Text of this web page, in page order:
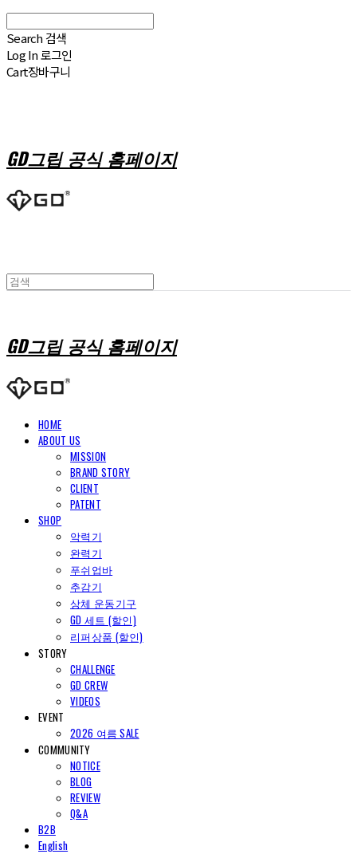
Search 검색
Log In로그인
Cart장바구니
GD그립 공식 홈페이지
GD그립 공식 홈페이지
HOME
ABOUT US
MISSION
BRAND STORY
CLIENT
PATENT
SHOP
악력기
완력기
푸쉬업바
추감기
상체 운동기구
GD 세트 (할인)
리퍼상품 (할인)
STORY
CHALLENGE
GD CREW
VIDEOS
EVENT
2026 여름 SALE
COMMUNITY
NOTICE
BLOG
REVIEW
Q&A
B2B
English